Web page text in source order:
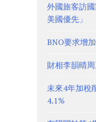
外國旅客訪
美國優先」
BNO要求增
財相李韻晴
未來4年加稅
4.1%